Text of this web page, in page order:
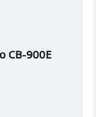
CB-900E